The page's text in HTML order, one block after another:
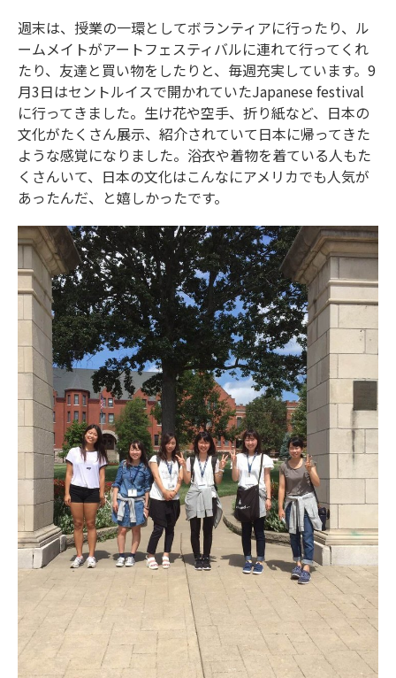
週末は、授業の一環としてボランティアに行ったり、ル
ームメイトがアートフェスティバルに連れて行ってくれ
たり、友達と買い物をしたりと、毎週充実しています。9
月3日はセントルイスで開かれていたJapanese festival
に行ってきました。生け花や空手、折り紙など、日本の
文化がたくさん展示、紹介されていて日本に帰ってきた
ような感覚になりました。浴衣や着物を着ている人もた
くさんいて、日本の文化はこんなにアメリカでも人気が
あったんだ、と嬉しかったです。